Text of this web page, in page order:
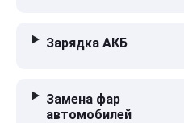
Зарядка АКБ
Замена фар
автомобилей